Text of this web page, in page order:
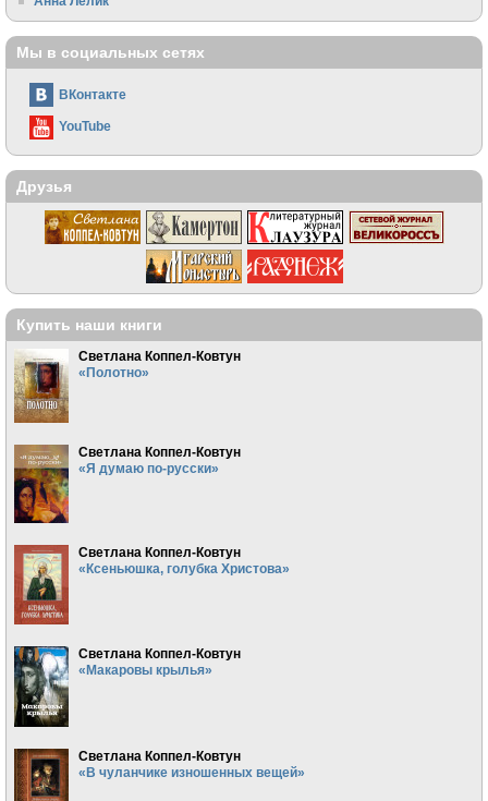
Мы в социальных сетях
ВКонтакте
YouTube
Друзья
Купить наши книги
Светлана Коппел-Ковтун
«Полотно»
Светлана Коппел-Ковтун
«Я думаю по-русски»
Светлана Коппел-Ковтун
«Ксеньюшка, голубка Христова»
Светлана Коппел-Ковтун
«Макаровы крылья»
Светлана Коппел-Ковтун
«В чуланчике изношенных вещей»